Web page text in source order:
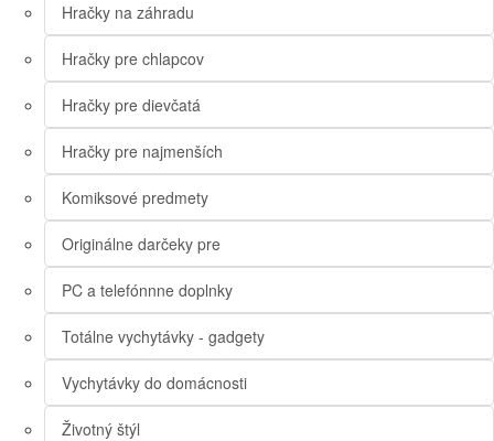
Hračky na záhradu
Hračky pre chlapcov
Hračky pre dievčatá
Hračky pre najmenších
Komiksové predmety
Originálne darčeky pre
PC a telefónnne doplnky
Totálne vychytávky - gadgety
Vychytávky do domácnosti
Životný štýl